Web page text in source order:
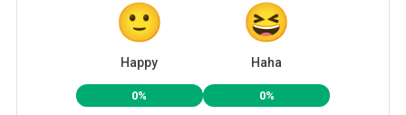
Happy Haha
0% 0%